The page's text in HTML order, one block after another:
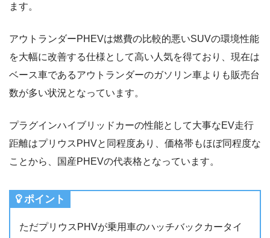
ます。
アウトランダーPHEVは燃費の比較的悪いSUVの環境性能
を大幅に改善する仕様として高い人気を得ており、現在は
ベース車であるアウトランダーのガソリン車よりも販売台
数が多い状況となっています。
プラグインハイブリッドカーの性能として大事なEV走行
距離はプリウスPHVと同程度あり、価格帯もほぼ同程度な
ことから、国産PHEVの代表格となっています。
ポイント
ただプリウスPHVが乗用車のハッチバックカータイ